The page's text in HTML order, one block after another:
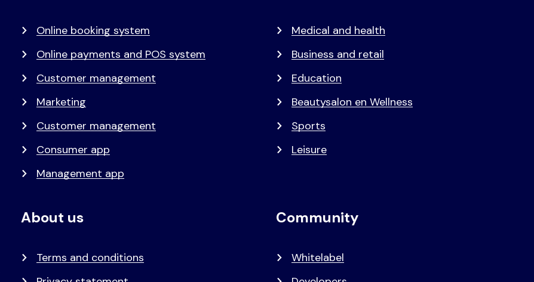
Online booking system
Online payments and POS system
Customer management
Marketing
Customer management
Consumer app
Management app
Medical and health
Business and retail
Education
Beautysalon en Wellness
Sports
Leisure
About us
Terms and conditions
Community
Whitelabel